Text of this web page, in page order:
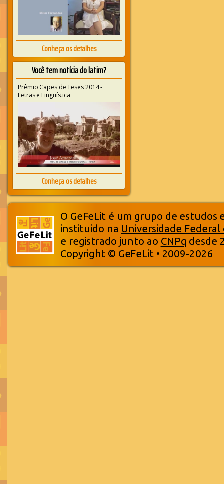
Conheça os detalhes
Você tem notícia do latim?
Prêmio Capes de Teses 2014 -
Letras e Linguística
Conheça os detalhes
O GeFeLit é um grupo de estudos
instituido na Universidade Federal
e registrado junto ao CNPq desde
Copyright © GeFeLit • 2009-2026